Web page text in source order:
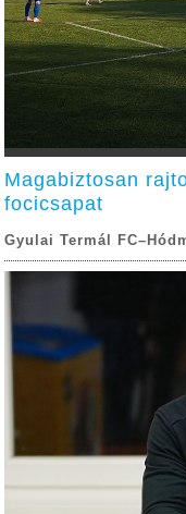
Magabiztosan
focicsapat
Gyulai Termál